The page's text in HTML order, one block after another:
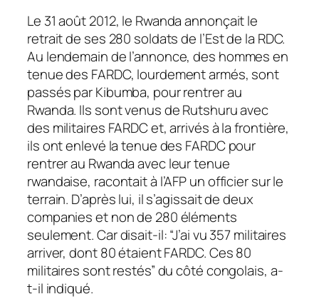
Le 31 août 2012, le Rwanda annonçait le
retrait de ses 280 soldats de l’Est de la RDC.
Au lendemain de l’annonce, des hommes en
tenue des FARDC, lourdement armés, sont
passés par Kibumba, pour rentrer au
Rwanda. Ils sont venus de Rutshuru avec
des militaires FARDC et, arrivés à la frontière,
ils ont enlevé la tenue des FARDC pour
rentrer au Rwanda avec leur tenue
rwandaise, racontait à l’AFP un officier sur le
terrain. D’après lui, il s’agissait de deux
companies et non de 280 éléments
seulement. Car disait-il: “J’ai vu 357 militaires
arriver, dont 80 étaient FARDC. Ces 80
militaires sont restés” du côté congolais, a-
t-il indiqué.